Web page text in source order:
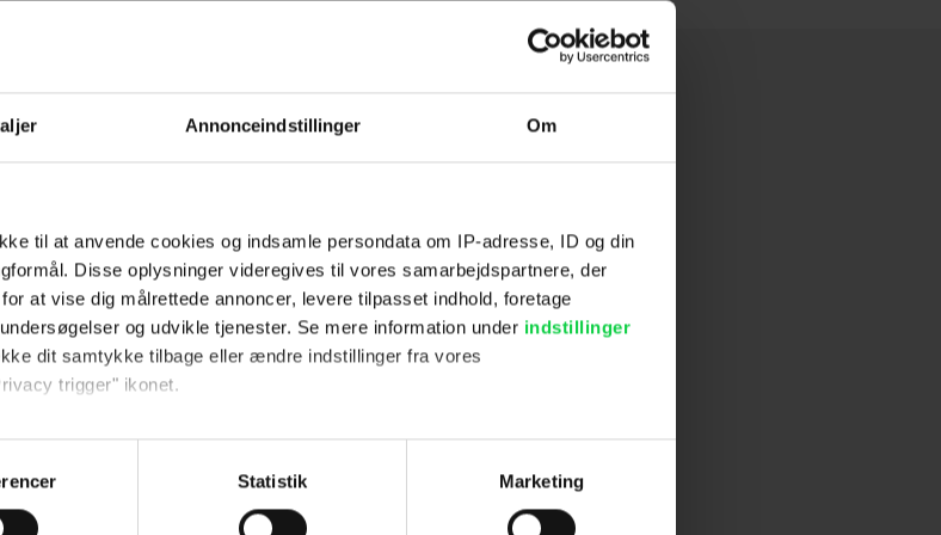
Annonceindstillinger Om
til at anvende cookies og indsamle persondata om IP-adresse, ID og din
Disse oplysninger videregives til vores samarbejdspartnere, der
at vise dig målrettede annoncer, levere tilpasset indhold, foretage
og udvikle tjenester. Se mere information under indstillinger
dit samtykke tilbage eller ændre indstillinger fra vores
trigger" ikonet.
der kan være nøjagtig inden for få meter
Statistik Marketing
Kino.dks
Om Kino.dk
Betalingsbetingelser